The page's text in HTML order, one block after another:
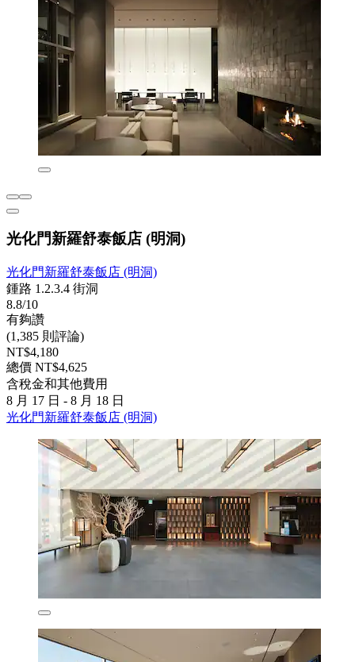
光化門新羅舒泰飯店 (明洞)
光化門新羅舒泰飯店 (明洞)
鍾路 1.2.3.4 街洞
8.8/10
有夠讚
(1,385 則評論)
NT$4,180
總價 NT$4,625
含稅金和其他費用
8 月 17 日 - 8 月 18 日
光化門新羅舒泰飯店 (明洞)